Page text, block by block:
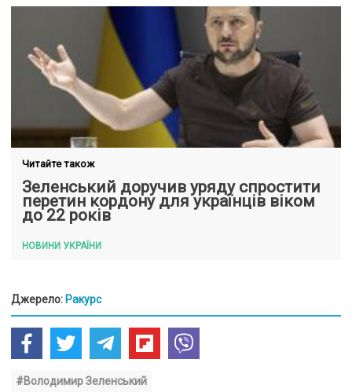
Читайте також
Зеленський доручив уряду спростити
перетин кордону для українців віком
до 22 років
НОВИНИ УКРАЇНИ
Джерело: Ракурс
#Володимир Зеленський